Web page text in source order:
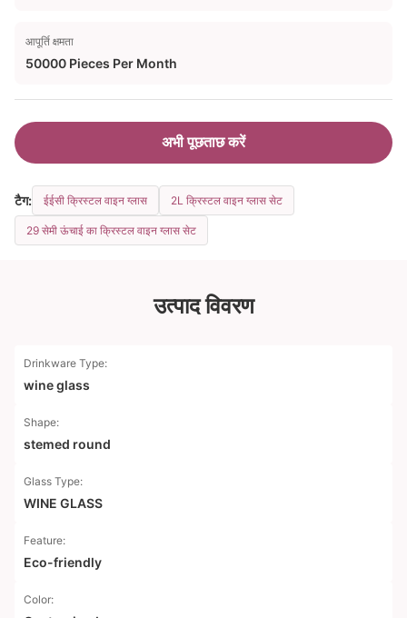
आपूर्ति क्षमता
50000 Pieces Per Month
अभी पूछताछ करें
टैग: ईईसी क्रिस्टल वाइन ग्लास 2L क्रिस्टल वाइन ग्लास सेट
29 सेमी ऊंचाई का क्रिस्टल वाइन ग्लास सेट
उत्पाद विवरण
Drinkware Type:
wine glass
Shape:
stemed round
Glass Type:
WINE GLASS
Feature:
Eco-friendly
Color: